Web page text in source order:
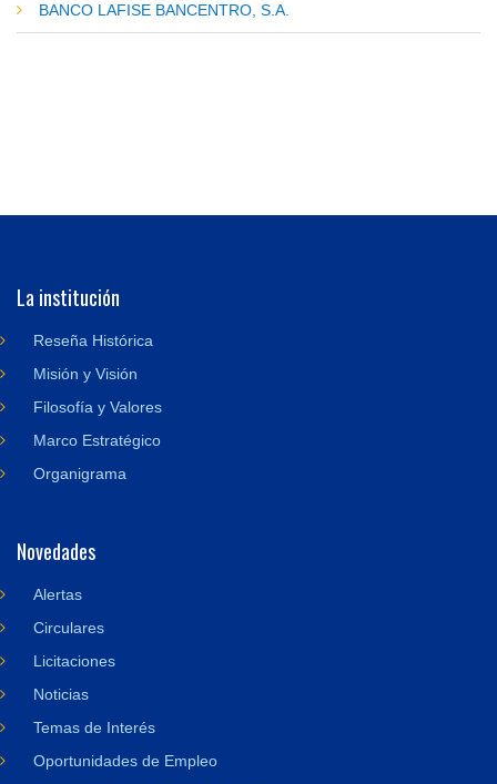
BANCO LAFISE BANCENTRO, S.A.
La institución
Reseña Histórica
Misión y Visión
Filosofía y Valores
Marco Estratégico
Organigrama
Novedades
Alertas
Circulares
Licitaciones
Noticias
Temas de Interés
Oportunidades de Empleo